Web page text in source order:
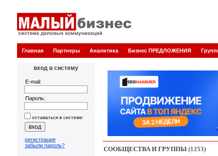
Главная Партнеры Аналитика Бизнес ПРЕДЛОЖЕНИЯ
вход в систему
E-mail:
Пароль:
оставаться в системе
регистрация
забыли пароль?
СООБЩЕСТВА И ГРУППЫ (1253)